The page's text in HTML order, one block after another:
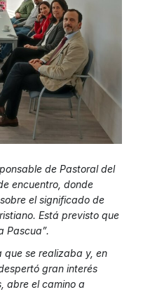
de Pastoral del
encuentro, donde
el significado de
Está previsto que
Pascua”.
que se realizaba y, en
gran interés
abre el camino a